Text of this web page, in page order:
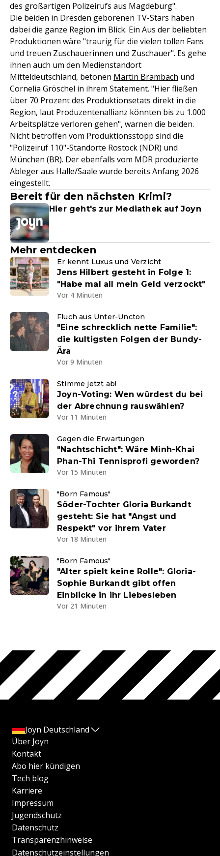
des großartigen Polizeirufs aus Magdeburg".
Die beiden in Dresden geborenen TV-Stars haben
dabei die ganze Region im Blick. Ein Aus der beliebten
Produktionen wäre "traurig für die vielen tollen Fans
und treuen Zuschauerinnen und Zuschauer". Es gehe
ihnen auch um den Medienstandort
Mitteldeutschland, betonen Martin Brambach und
Cornelia Gröschel in ihrem Statement. "Hier fließen
über 70 Prozent des Produktionsetats direkt in die
Region, laut Produzentenallianz könnten bis zu 1.000
Arbeitsplätze verloren gehen", warnen die beiden.
Nicht betroffen vom Produktionsstopp sind die
"Polizeiruf 110"-Standorte Rostock (NDR) und
München (BR). Der ebenfalls vom MDR produzierte
Ableger aus Halle/Saale wurde bereits Anfang 2026
eingestellt.
Bereit für den nächsten Krimi?
Hier geht's zur Mediathek auf Joyn
Mehr entdecken
Er kennt Luxus und Verzicht
Jens Hilbert gesteht in Folge 1:
"Habe mal all mein Geld verzockt"
Vor 4 Minuten
Fluch aus Unter-Uncton
"Eine schrecklich nette Familie":
die kultigsten Folgen der Bundy-
Ära
Vor 9 Minuten
Stimme jetzt ab!
Joyn-Voting: Wen würdest du bei
der Abrechnung rauswählen?
Vor 11 Minuten
Gegen die Erwartungen
"Nachtschicht": Wäre Minh-Khai
Phan-Thi Tennisprofi geworden?
Vor 15 Minuten
"Born Famous"
Söder-Tochter Gloria Burkandt
gesteht: Sie hat "Angst und
Respekt" vor ihrem Vater
Vor 18 Minuten
"Born Famous"
"Alter spielt keine Rolle": Gloria-
Sophie Burkandt gibt offen
Einblicke in ihr Liebesleben
Vor 21 Minuten
Joyn Deutschland
Über Joyn
Kontakt
Abo hier kündigen
Tech blog
Karriere
Impressum
Jugendschutz
Datenschutz
Transparenzhinweise
Datenschutzeinstellungen